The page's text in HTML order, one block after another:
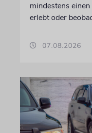
mindestens
erlebt oder
07.08.2026